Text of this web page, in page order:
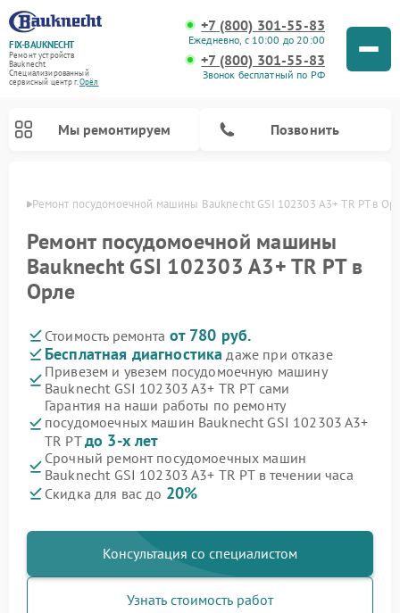
FIX-BAUKNECHT
Ремонт устройств
Bauknecht
Специализированный
cервисный центр г.Орёл
+7 (800) 301-55-83
Ежедневно, с 10:00 до 20:00
+7 (800) 301-55-83
Звонок бесплатный по РФ
Мы ремонтируем Позвонить
Ремонт посудомоечной машины Bauknecht GSI 102303 A3+ TR PT в
Ремонт посудомоечной машины
Bauknecht GSI 102303 A3+ TR PT в
Орле
Стоимость ремонта от 780 руб.
Бесплатная диагностика даже при отказе
Привезем и увезем посудомоечную машину
Bauknecht GSI 102303 A3+ TR PT сами
Гарантия на наши работы по ремонту
посудомоечных машин Bauknecht GSI 102303 A3+
TR PTдо 3-х лет
Срочный ремонт посудомоечных машин
Bauknecht GSI 102303 A3+ TR PT в течении часа
Скидка для вас до 20%
Консультация со специалистом
Узнать стоимость работ